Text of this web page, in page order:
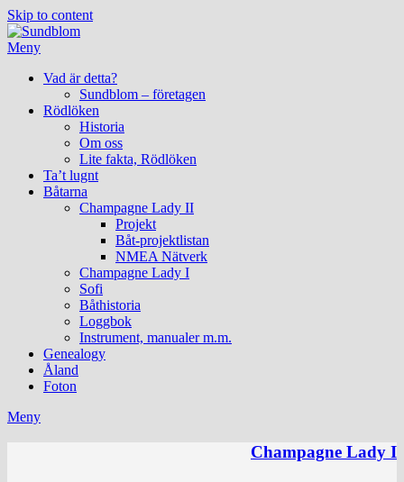
Skip to content
Meny
Vad är detta?
Sundblom – företagen
Rödlöken
Historia
Om oss
Lite fakta, Rödlöken
Ta’t lugnt
Båtarna
Champagne Lady II
Projekt
Båt-projektlistan
NMEA Nätverk
Champagne Lady I
Sofi
Båthistoria
Loggbok
Instrument, manualer m.m.
Genealogy
Åland
Foton
Meny
Champagne Lady I